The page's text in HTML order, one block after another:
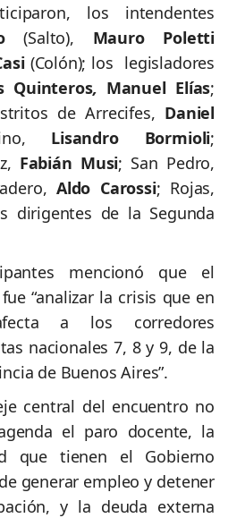
los intendentes
(Salto), Mauro Poletti
(Colón); los legisladores
Quinteros, Manuel Elías;
de Arrecifes, Daniel
Lisandro Bormioli;
Fabián Musi; San Pedro,
Aldo Carossi; Rojas,
dirigentes de la Segunda
mencionó que el
“analizar la crisis que en
a los corredores
nacionales 7, 8 y 9, de la
de Buenos Aires”.
central del encuentro no
el paro docente, la
que tienen el Gobierno
generar empleo y detener
y la deuda externa